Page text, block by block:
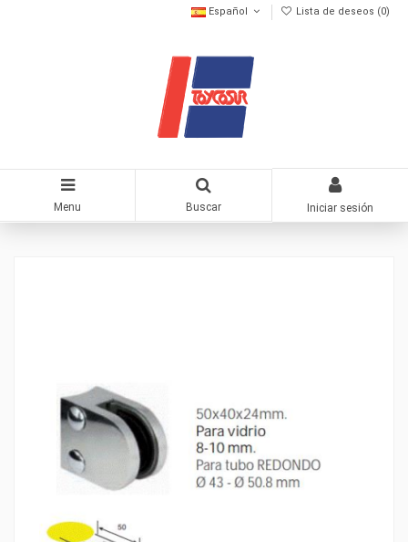
Español Lista de deseos (0)
Menu Buscar Iniciar sesión